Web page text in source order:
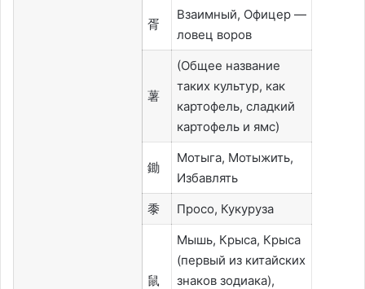
胥
Взаимный, Офицер —
ловец воров
薯
(Общее название
таких культур, как
картофель, сладкий
картофель и ямс)
鋤
Мотыга, Мотыжить,
Избавлять
黍
Просо, Кукуруза
鼠
Мышь, Крыса, Крыса
(первый из китайских
знаков зодиака),